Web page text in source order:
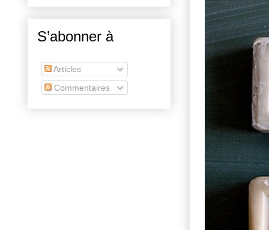
S’abonner à
Articles
Commentaires